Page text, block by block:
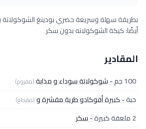
بطريقة سهلة وسريعة حضري بودينغ الشوكولاتة
أيضًا: كيكة الشوكولاته بدون سكر
المقادير
100 جم - شوكولاتة سوداء و مذابة(مفروم)
حبة- كبيرة أفوكادو طرية مقشرة و(مقطع)
2 ملعقة كبيرة
- سكر